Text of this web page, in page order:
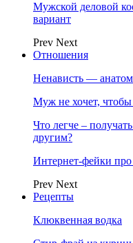
Мужской деловой
вариант
Prev Next
Отношения
Ненависть —
Муж не хочет, чтобы
Что легче –
другим?
Интернет-фейки
Prev Next
Рецепты
Клюквенная водка